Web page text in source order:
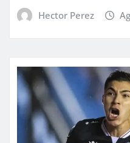
Hector Perez